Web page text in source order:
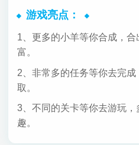
游戏亮点：
1、更多的小羊等你合成，
富。
2、非常多的任务等你去完
取。
3、不同的关卡等你去游玩
趣。